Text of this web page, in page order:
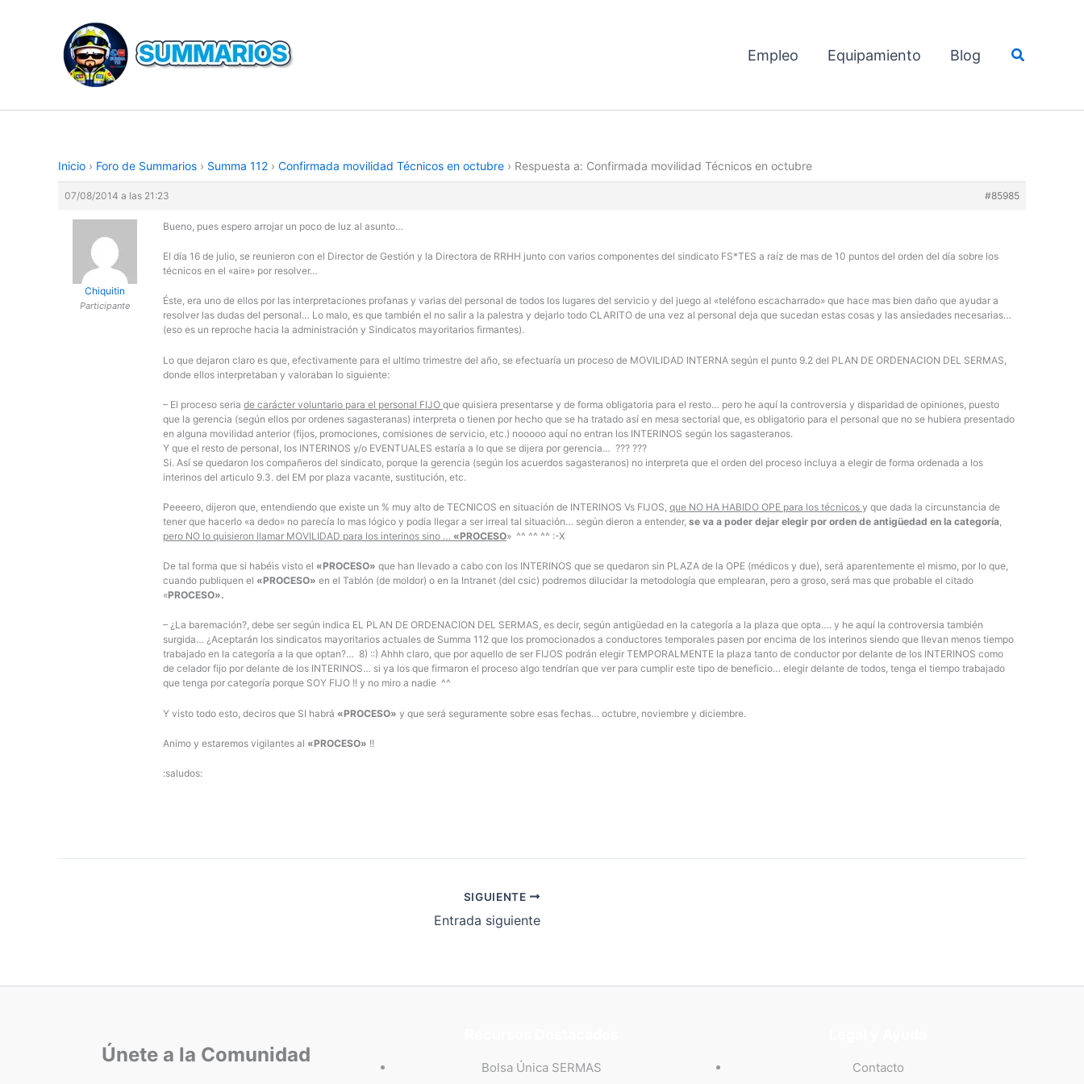
contenido
Empleo Equipamiento Blog Buscar
Inicio › Foro de Summarios › Summa 112 › Confirmada movilidad Técnicos en octubre › Respuesta a: Confirmada movilidad Técnicos en octubre
07/08/2014 a las 21:23 #85985
Chiquitin
Participante
Bueno, pues espero arrojar un poco de luz al asunto…
El día 16 de julio, se reunieron con el Director de Gestión y la Directora de RRHH junto con varios componentes del sindicato FS*TES a raíz de mas de 10 puntos del orden del día sobre los
técnicos en el «aire» por resolver…
Éste, era uno de ellos por las interpretaciones profanas y varias del personal de todos los lugares del servicio y del juego al «teléfono escacharrado» que hace mas bien daño que ayudar a
resolver las dudas del personal… Lo malo, es que también el no salir a la palestra y dejarlo todo CLARITO de una vez al personal deja que sucedan estas cosas y las ansiedades necesarias…
(eso es un reproche hacia la administración y Sindicatos mayoritarios firmantes).
Lo que dejaron claro es que, efectivamente para el ultimo trimestre del año, se efectuaría un proceso de MOVILIDAD INTERNA según el punto 9.2 del PLAN DE ORDENACION DEL SERMAS,
donde ellos interpretaban y valoraban lo siguiente:
– El proceso seria de carácter voluntario para el personal FIJO que quisiera presentarse y de forma obligatoria para el resto… pero he aquí la controversia y disparidad de opiniones, puesto
que la gerencia (según ellos por ordenes sagasteranas) interpreta o tienen por hecho que se ha tratado así en mesa sectorial que, es obligatorio para el personal que no se hubiera presentado
en alguna movilidad anterior (fijos, promociones, comisiones de servicio, etc.) nooooo aquí no entran los INTERINOS según los sagasteranos.
Y que el resto de personal, los INTERINOS y/o EVENTUALES estaría a lo que se dijera por gerencia… ??? ???
Si. Así se quedaron los compañeros del sindicato, porque la gerencia (según los acuerdos sagasteranos) no interpreta que el orden del proceso incluya a elegir de forma ordenada a los
interinos del articulo 9.3. del EM por plaza vacante, sustitución, etc.
Peeeero, dijeron que, entendiendo que existe un % muy alto de TECNICOS en situación de INTERINOS Vs FIJOS, que NO HA HABIDO OPE para los técnicos y que dada la circunstancia de
tener que hacerlo «a dedo» no parecía lo mas lógico y podía llegar a ser irreal tal situación… según dieron a entender, se va a poder dejar elegir por orden de antigüedad en la categoría
pero NO lo quisieron llamar MOVILIDAD para los interinos sino … «PROCESO» ^^ ^^ ^^ :-X
De tal forma que si habéis visto el «PROCESO» que han llevado a cabo con los INTERINOS que se quedaron sin PLAZA de la OPE (médicos y due), será aparentemente el mismo, por lo que,
cuando publiquen el «PROCESO» en el Tablón (de moldor) o en la Intranet (del csic) podremos dilucidar la metodología que emplearan, pero a groso, será mas que probable el citado
«PROCESO».
– ¿La baremación?, debe ser según indica EL PLAN DE ORDENACION DEL SERMAS, es decir, según antigüedad en la categoría a la plaza que opta…. y he aquí la controversia también
surgida… ¿Aceptarán los sindicatos mayoritarios actuales de Summa 112 que los promocionados a conductores temporales pasen por encima de los interinos siendo que llevan menos tiempo
trabajado en la categoría a la que optan?… 8) ::) Ahhh claro, que por aquello de ser FIJOS podrán elegir TEMPORALMENTE la plaza tanto de conductor por delante de los INTERINOS como
de celador fijo por delante de los INTERINOS… si ya los que firmaron el proceso algo tendrían que ver para cumplir este tipo de beneficio… elegir delante de todos, tenga el tiempo trabajado
que tenga por categoría porque SOY FIJO !! y no miro a nadie ^^
Y visto todo esto, deciros que SI habrá «PROCESO» y que será seguramente sobre esas fechas… octubre, noviembre y diciembre.
Animo y estaremos vigilantes al «PROCESO» !!
:saludos:
SIGUIENTE
Entrada siguiente
Únete a la Comunidad
Bolsa Única SERMAS Contacto